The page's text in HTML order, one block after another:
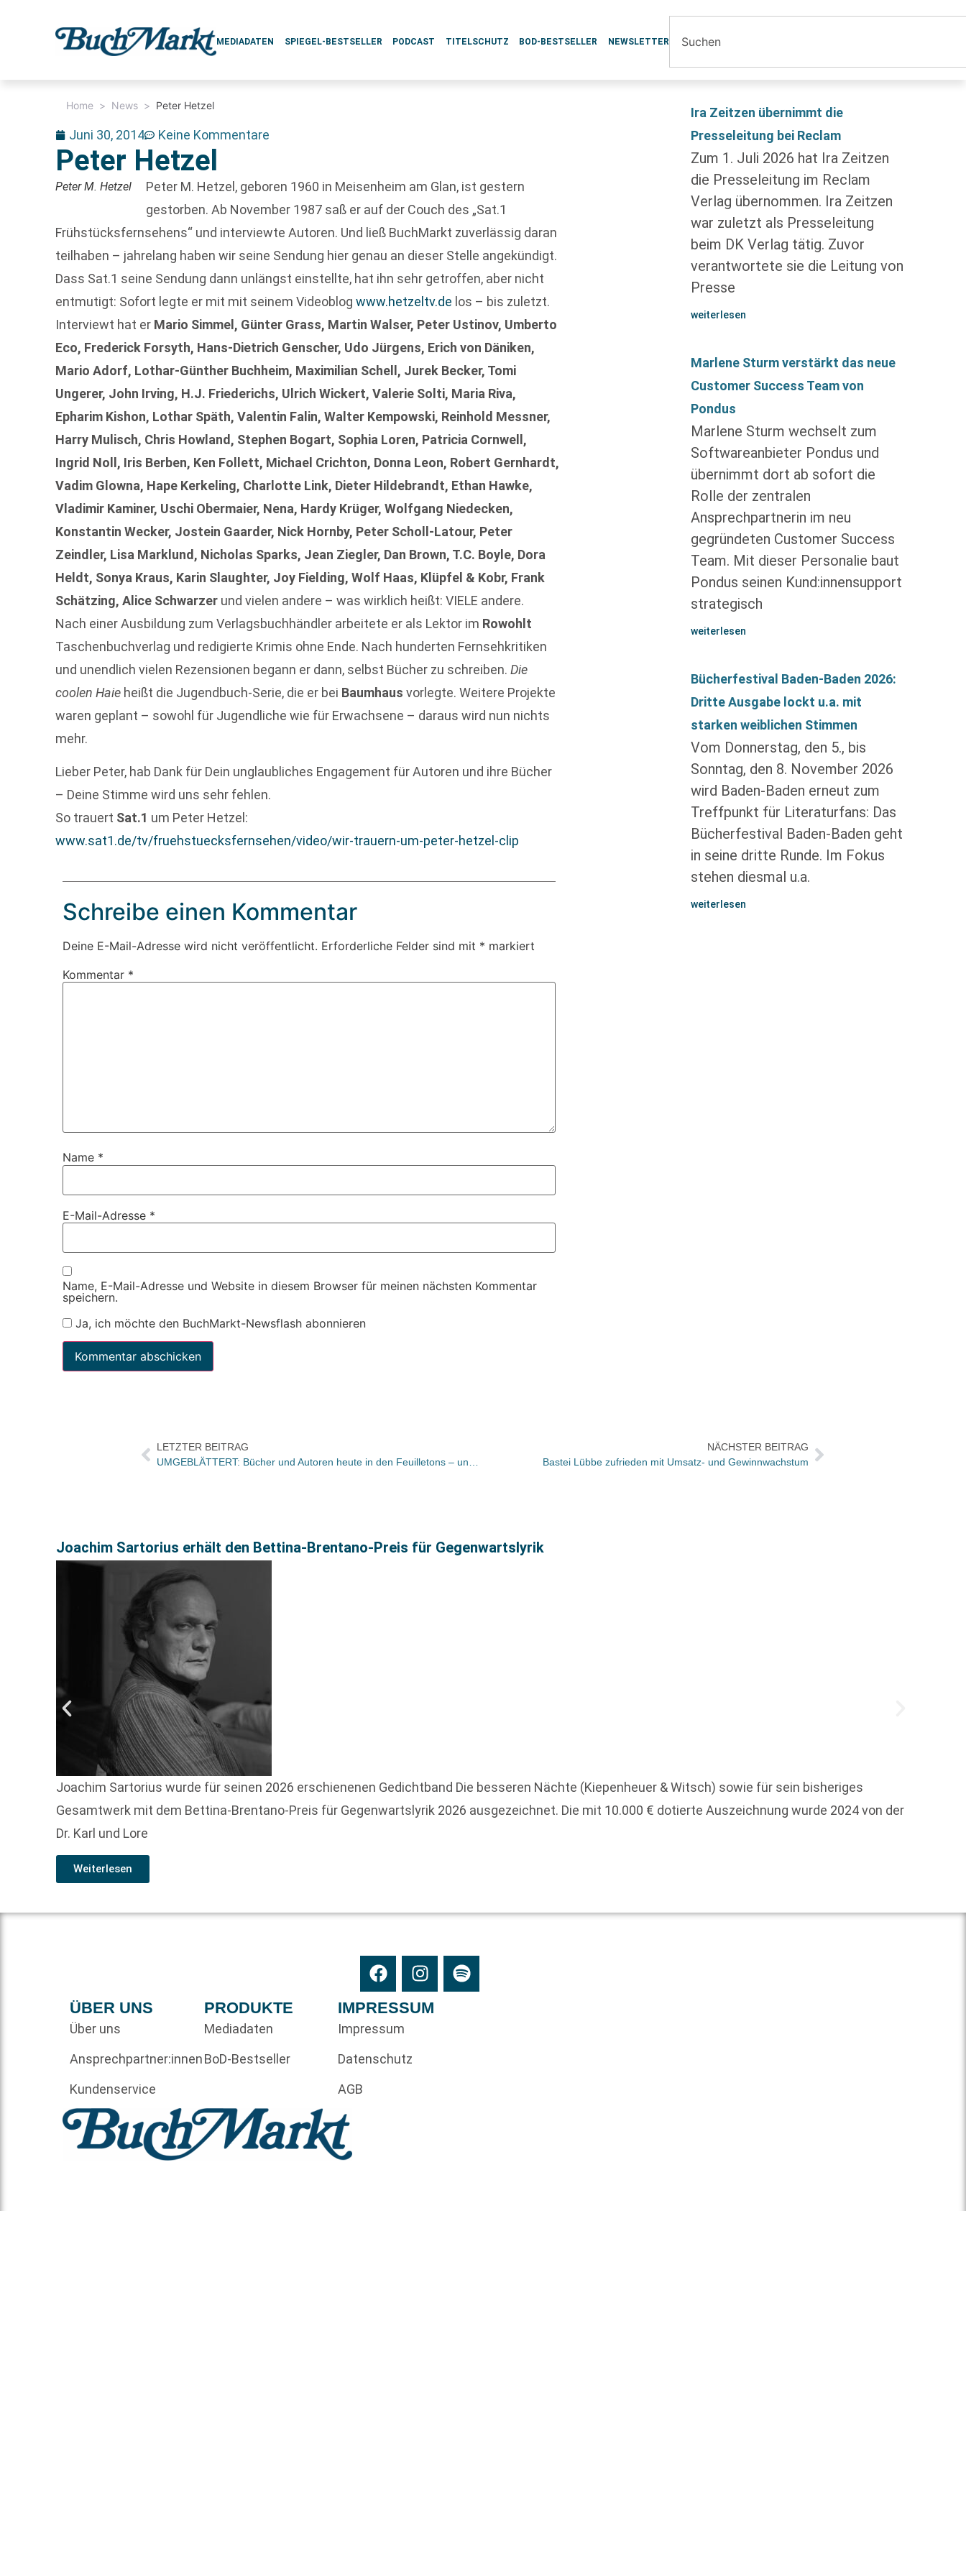
MEDIADATEN SPIEGEL-BESTSELLER PODCAST TITELSCHUTZ BOD-BESTSELLER NEWSLETTER
Home > News > Peter Hetzel
Juni 30, 2014 Keine Kommentare
Peter Hetzel
Peter M. Hetzel
Peter M. Hetzel, geboren 1960 in Meisenheim am Glan, ist gestern
gestorben. Ab November 1987 saß er auf der Couch des „Sat.1
Frühstücksfernsehens“ und interviewte Autoren. Und ließ BuchMarkt zuverlässig daran
teilhaben – jahrelang haben wir seine Sendung hier genau an dieser Stelle angekündigt.
Dass Sat.1 seine Sendung dann unlängst einstellte, hat ihn sehr getroffen, aber nicht
entmutigt: Sofort legte er mit mit seinem Videoblogwww.hetzeltv.de los – bis zuletzt.
Interviewt hat er Mario Simmel, Günter Grass, Martin Walser, Peter Ustinov, Umberto
Eco, Frederick Forsyth, Hans-Dietrich Genscher, Udo Jürgens, Erich von Däniken,
Mario Adorf, Lothar-Günther Buchheim, Maximilian Schell, Jurek Becker, Tomi
Ungerer, John Irving, H.J. Friederichs, Ulrich Wickert, Valerie Solti, Maria Riva,
Epharim Kishon, Lothar Späth, Valentin Falin, Walter Kempowski, Reinhold Messner,
Harry Mulisch, Chris Howland, Stephen Bogart, Sophia Loren, Patricia Cornwell,
Ingrid Noll, Iris Berben, Ken Follett, Michael Crichton, Donna Leon, Robert Gernhardt,
Vadim Glowna, Hape Kerkeling, Charlotte Link, Dieter Hildebrandt, Ethan Hawke,
Vladimir Kaminer, Uschi Obermaier, Nena, Hardy Krüger, Wolfgang Niedecken,
Konstantin Wecker, Jostein Gaarder, Nick Hornby, Peter Scholl-Latour, Peter
Zeindler, Lisa Marklund, Nicholas Sparks, Jean Ziegler, Dan Brown, T.C. Boyle, Dora
Heldt, Sonya Kraus, Karin Slaughter, Joy Fielding, Wolf Haas, Klüpfel & Kobr, Frank
Schätzing, Alice Schwarzer und vielen andere – was wirklich heißt: VIELE andere.
Nach einer Ausbildung zum Verlagsbuchhändler arbeitete er als Lektor im Rowohlt
Taschenbuchverlag und redigierte Krimis ohne Ende. Nach hunderten Fernsehkritiken
und unendlich vielen Rezensionen begann er dann, selbst Bücher zu schreiben.Die
coolen Haie heißt die Jugendbuch-Serie, die er bei Baumhaus vorlegte. Weitere Projekte
waren geplant – sowohl für Jugendliche wie für Erwachsene – daraus wird nun nichts
mehr.
Lieber Peter, hab Dank für Dein unglaubliches Engagement für Autoren und ihre Bücher
– Deine Stimme wird uns sehr fehlen.
So trauert Sat.1 um Peter Hetzel:
www.sat1.de/tv/fruehstuecksfernsehen/video/wir-trauern-um-peter-hetzel-clip
Schreibe einen Kommentar
Deine E-Mail-Adresse wird nicht veröffentlicht. Erforderliche Felder sind mit * markiert
Kommentar *
Name *
E-Mail-Adresse *
Name, E-Mail-Adresse und Website in diesem Browser für meinen nächsten Kommentar
speichern.
Ja, ich möchte den BuchMarkt-Newsflash abonnieren
Ira Zeitzen übernimmt die
Presseleitung bei Reclam
Zum 1. Juli 2026 hat Ira Zeitzen
die Presseleitung im Reclam
Verlag übernommen. Ira Zeitzen
war zuletzt als Presseleitung
beim DK Verlag tätig. Zuvor
verantwortete sie die Leitung von
Presse
weiterlesen
Marlene Sturm verstärkt das neue
Customer Success Team von
Pondus
Marlene Sturm wechselt zum
Softwareanbieter Pondus und
übernimmt dort ab sofort die
Rolle der zentralen
Ansprechpartnerin im neu
gegründeten Customer Success
Team. Mit dieser Personalie baut
Pondus seinen Kund:innensupport
strategisch
weiterlesen
Bücherfestival Baden-Baden 2026:
Dritte Ausgabe lockt u.a. mit
starken weiblichen Stimmen
Vom Donnerstag, den 5., bis
Sonntag, den 8. November 2026
wird Baden-Baden erneut zum
Treffpunkt für Literaturfans: Das
Bücherfestival Baden-Baden geht
in seine dritte Runde. Im Fokus
stehen diesmal u.a.
weiterlesen
LETZTER BEITRAG
NÄCHSTER BEITRAG
Bastei Lübbe zufrieden mit Umsatz- und Gewinnwachstum
Joachim Sartorius erhält den Bettina-Brentano-Preis für Gegenwartslyrik
Joachim Sartorius wurde für seinen 2026 erschienenen Gedichtband Die besseren Nächte (Kiepenheuer & Witsch) sowie für sein bisheriges
Gesamtwerk mit dem Bettina-Brentano-Preis für Gegenwartslyrik 2026 ausgezeichnet. Die mit 10.000 € dotierte Auszeichnung wurde 2024 von der
Dr. Karl und Lore
Weiterlesen
ÜBER UNS
Über uns
Ansprechpartner:innen
Kundenservice
PRODUKTE
Mediadaten
BoD-Bestseller
IMPRESSUM
Impressum
Datenschutz
AGB